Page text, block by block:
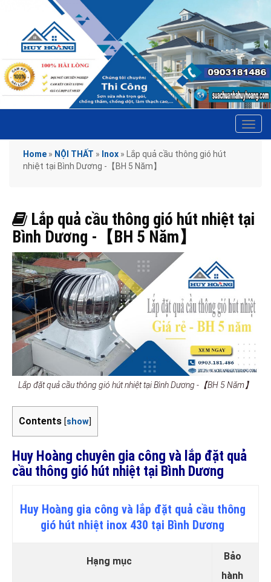
Home » NỘI THẤT » Inox » Lắp quả cầu thông gió hút
nhiệt tại Bình Dương -【BH 5 Năm】
Lắp quả cầu thông gió hút nhiệt tại
Bình Dương -【BH 5 Năm】
Lắp đặt quả cầu thông gió hút nhiệt tại Bình Dương -【BH 5 Năm】
Contents [show]
Huy Hoàng chuyên gia công và lắp đặt quả
cầu thông gió hút nhiệt tại Bình Dương
Huy Hoàng gia công và lắp đặt quả cầu thông
gió hút nhiệt inox 430 tại Bình Dương
Hạng mục
Bảo
hành